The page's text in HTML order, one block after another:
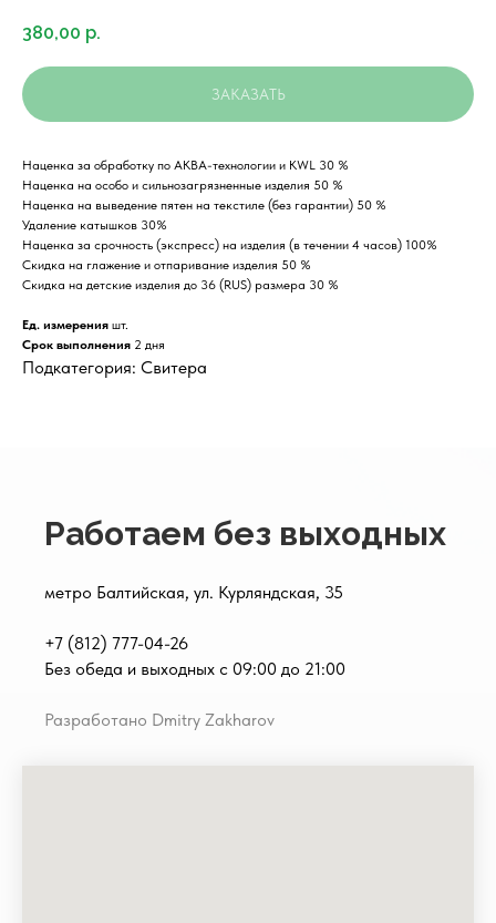
380,00 р.
ЗАКАЗАТЬ
Наценка за обработку по АКВА-технологии и KWL 30 %
Наценка на особо и сильнозагрязненные изделия 50 %
Наценка на выведение пятен на текстиле (без гарантии) 50 %
Удаление катышков 30%
Наценка за срочность (экспресс) на изделия (в течении 4 часов) 100%
Скидка на глажение и отпаривание изделия 50 %
Скидка на детские изделия до 36 (RUS) размера 30 %
Ед. измерения шт.
Срок выполнения 2 дня
Подкатегория: Свитера
Работаем без выходных
метро Балтийская, ул. Курляндская, 35
+7 (812) 777-04-26
Без обеда и выходных с 09:00 до 21:00
Разработано Dmitry Zakharov